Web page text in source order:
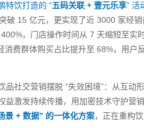
特饮打造的 “五码关联 + 壹元乐享” 活
破 15 亿元，更实现了近 3000 家经
，门店操作时间从 7 天缩短至实
费群体购买占比提升至 68%，用户
交营销摆脱 “失效困境”：从互动
激发持续传播，用加密技术守护营
景 + 数据” 的一体化方案，正在重构